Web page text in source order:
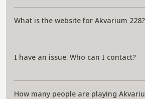
What is the website for Akvarium 228?
I have an issue. Who can I contact?
How many people are playing